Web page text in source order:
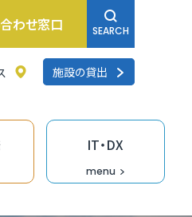
わせ窓口 SEARCH
施設の貸出
IT・DX
menu